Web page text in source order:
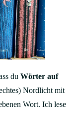
du Wörter auf
Nordlicht mit
Wort. Ich lese